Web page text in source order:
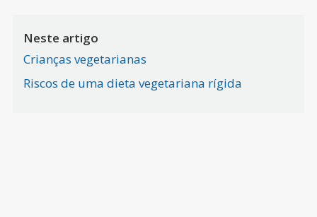
Neste artigo
Crianças vegetarianas
Riscos de uma dieta vegetariana rígida